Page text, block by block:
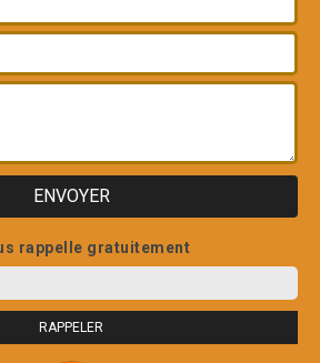
rappelle gratuitement